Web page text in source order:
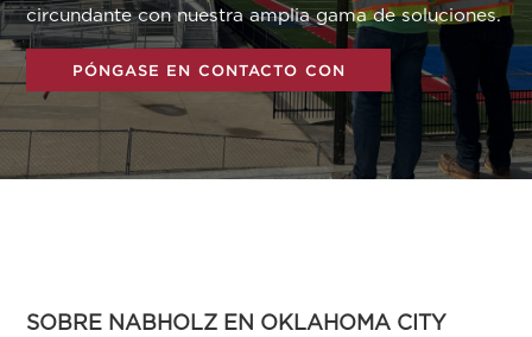
circundante con nuestra amplia gama de soluciones.
PÓNGASE EN CONTACTO CON
SOBRE NABHOLZ EN OKLAHOMA CITY